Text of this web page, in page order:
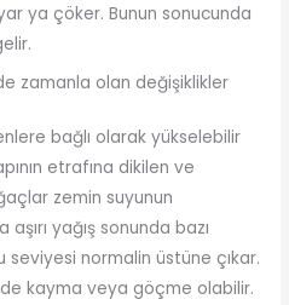
ya çöker. Bunun sonucunda
zamanla olan değişiklikler
bağlı olarak yükselebilir
etrafına dikilen ve
zemin suyunun
yağış sonunda bazı
normalin üstüne çıkar.
kayma veya göçme olabilir.